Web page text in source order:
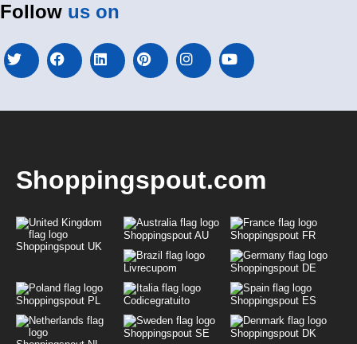
Follow us on
Shoppingspout.com
Shoppingspout UK
Shoppingspout AU Shoppingspout FR
Livrecupom Shoppingspout DE
Shoppingspout PL Codicegratuito Shoppingspout ES
Shoppingspout SE Shoppingspout DK